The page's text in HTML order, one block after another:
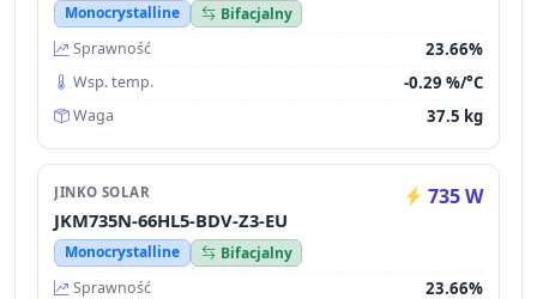
Monocrystalline
Bifacjalny
Sprawność
23.66%
Wsp. temp. -0.29 %/°C
Waga 37.5 kg
JINKO SOLAR 735 W
JKM735N-66HL5-BDV-Z3-EU
Monocrystalline
Bifacjalny
Sprawność
23.66%